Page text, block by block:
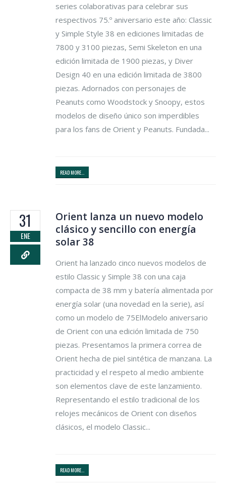
series colaborativas para celebrar sus
respectivos 75.º aniversario este año: Classic
y Simple Style 38 en ediciones limitadas de
7800 y 3100 piezas, Semi Skeleton en una
edición limitada de 1900 piezas, y Diver
Design 40 en una edición limitada de 3800
piezas. Adornados con personajes de
Peanuts como Woodstock y Snoopy, estos
modelos de diseño único son imperdibles
para los fans de Orient y Peanuts. Fundada...
READ MORE...
31
ENE
Orient lanza un nuevo modelo
clásico y sencillo con energía
solar 38
Orient ha lanzado cinco nuevos modelos de
estilo Classic y Simple 38 con una caja
compacta de 38 mm y batería alimentada por
energía solar (una novedad en la serie), así
como un modelo de 75ElModelo aniversario
de Orient con una edición limitada de 750
piezas. Presentamos la primera correa de
Orient hecha de piel sintética de manzana. La
practicidad y el respeto al medio ambiente
son elementos clave de este lanzamiento.
Representando el estilo tradicional de los
relojes mecánicos de Orient con diseños
clásicos, el modelo Classic...
READ MORE...